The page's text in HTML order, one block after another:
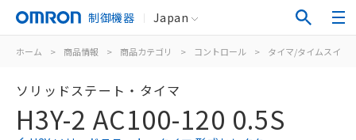
制御機器 Japan
ホーム > 商品情報 > 商品カテゴリ > コントロール > タイマ/タイムスイッ
ソリッドステート・タイマ
H3Y-2 AC100-120 0.5S